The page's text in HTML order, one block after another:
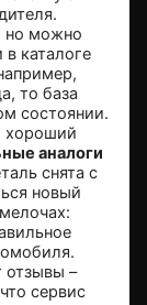
но можно
в каталоге
то база
состоянии.
хороший
аналоги
снята с
новый
отзывы –
сервис